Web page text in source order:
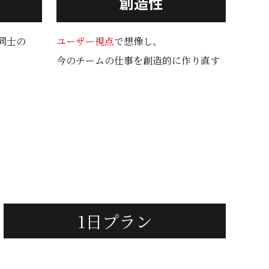
士の ユーザー視点で想像し、
今のチームの仕事を創造的に作り直す
1日プラン